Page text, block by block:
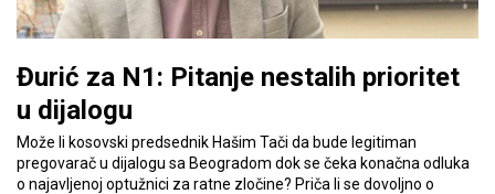
Đurić za N1: Pitanje nestalih prioritet
u dijalogu
Može li kosovski predsednik Hašim Tači da bude legitiman
pregovarač u dijalogu sa Beogradom dok se čeka konačna odluka
o najavljenoj optužnici za ratne zločine? Priča li se dovoljno o